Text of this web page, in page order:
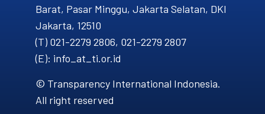
Barat, Pasar Minggu, Jakarta Selatan, DKI
Jakarta, 12510
(T) 021-2279 2806, 021-2279 2807
(E): info_at_ti.or.id
© Transparency International Indonesia.
All right reserved